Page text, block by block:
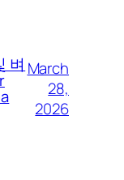
벼 March
28,
2026